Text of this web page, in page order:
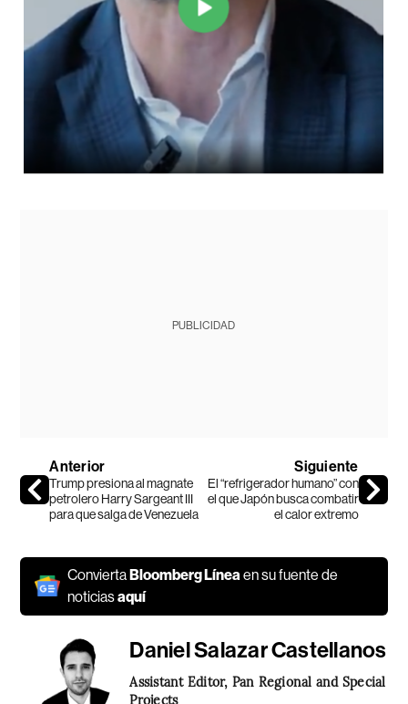
PUBLICIDAD
Anterior
Trump presiona al magnate
petrolero Harry Sargeant III
para que salga de Venezuela
Siguiente
El “refrigerador humano” con
el que Japón busca combatir
el calor extremo
ConviertaBloomberg Líneaen su fuente de
noticiasaquí
Daniel Salazar Castellanos
Assistant Editor, Pan Regional and Special
Projects